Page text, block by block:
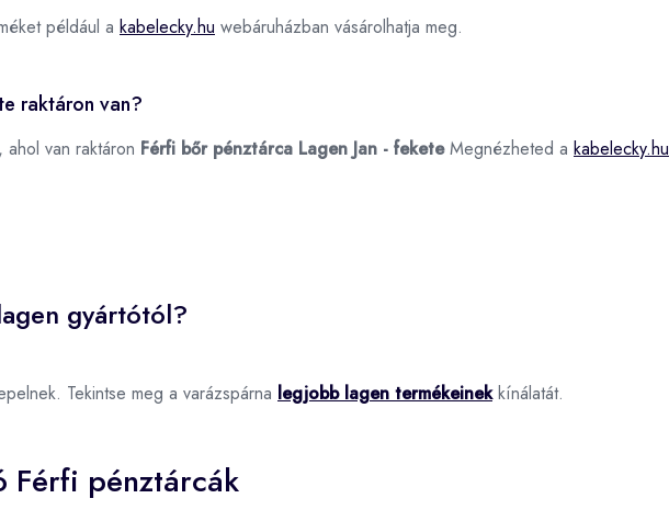
például a kabelecky.hu webáruházban vásárolhatja meg.
raktáron van?
van raktáron Férfi bőr pénztárca Lagen Jan - feketeMegnézheted a kabelecky.hu
gyártótól?
Tekintse meg a varázspárna legjobb lagen termékeinekkínálatát.
Férfi pénztárcák